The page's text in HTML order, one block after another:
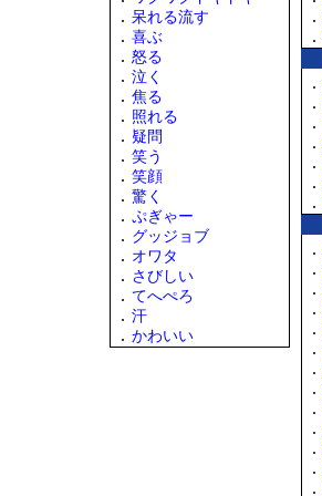
呆れる流す
喜ぶ
怒る
泣く
焦る
照れる
疑問
笑う
笑顔
驚く
ぷぎゃー
グッジョブ
オワタ
さびしい
てへぺろ
汗
かわいい